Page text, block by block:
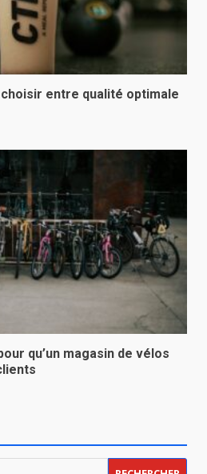
entre qualité optimale
qu’un magasin de vélos